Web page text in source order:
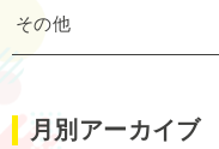
その他
月別アーカイブ